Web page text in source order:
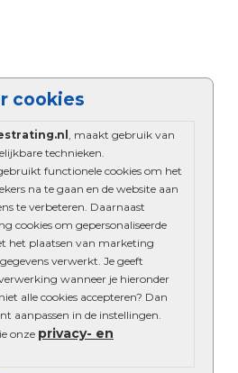
cookies
, maakt gebruik van
technieken.
functionele cookies om het
na te gaan en de website aan
te verbeteren. Daarnaast
cookies om gepersonaliseerde
het plaatsen van marketing
verwerkt. Je geeft
wanneer je hieronder
alle cookies accepteren? Dan
aanpassen in de instellingen.
onze privacy- en